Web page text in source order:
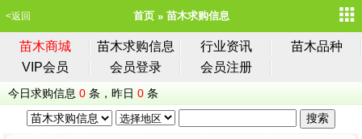
<返回 首页 苗木求购信息
苗木商城 苗木求购信息 行业资讯
苗木品种
VIP会员
会员登录 会员注册
今日求购信息 0 条，昨日 0 条